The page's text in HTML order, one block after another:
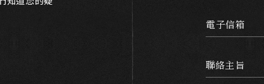
電子信箱
聯絡主旨